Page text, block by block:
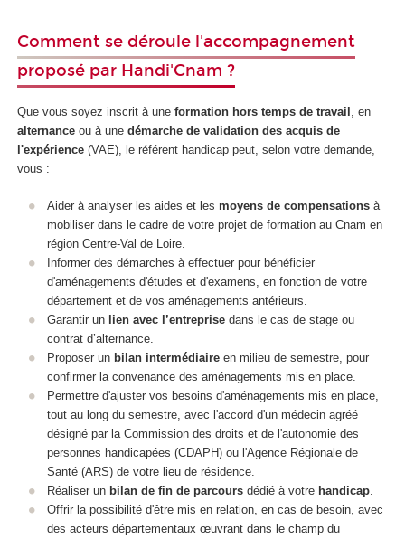
Comment se déroule l'accompagnement
proposé par Handi'Cnam ?
Que vous soyez inscrit à une formation hors temps de travail , en
alternance ou à une démarche de validation des acquis de
l'expérience (VAE), le référent handicap peut, selon votre demande,
vous :
Aider à analyser les aides et les moyens de compensationsà
mobiliser dans le cadre de votre projet de formation au Cnam en
région Centre-Val de Loire.
Informer des démarches à effectuer pour bénéficier
d'aménagements d'études et d'examens, en fonction de votre
département et de vos aménagements antérieurs.
Garantir un lien avec l’entreprisedans le cas de stage ou
contrat d’alternance.
Proposer un bilan intermédiaireen milieu de semestre, pour
confirmer la convenance des aménagements mis en place.
Permettre d'ajuster vos besoins d'aménagements mis en place,
tout au long du semestre, avec l'accord d'un médecin agréé
désigné par la Commission des droits et de l'autonomie des
personnes handicapées (CDAPH) ou l'Agence Régionale de
Santé (ARS) de votre lieu de résidence.
Réaliser un bilan de fin de parcoursdédié à votre handicap.
Offrir la possibilité d'être mis en relation, en cas de besoin, avec
des acteurs départementaux œuvrant dans le champ du